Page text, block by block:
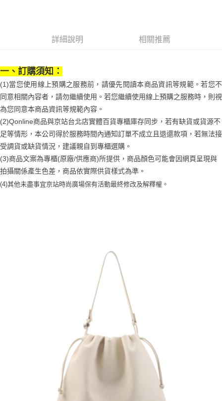
時審查核予不同之上限額度；若仍有額度不足之情形，本公司將視審查結果
恩沛科技股份有限公司將有權停止該用戶之使用額度並採取法律行動。
詳細說明 相關推薦
一、訂購須知：
(1)當您使用線上預購之服務前，請優先閱讀本商品資訊等規範。若您不
同意相關內容者，請勿繼續使用。若您繼續使用線上預購之服務時，則視
為您同意本商品資訊等規範內容。
(2)Qonline商品與京站台北店實體百貨專櫃庫存同步，若有缺貨或貨源不
足等情形，本公司得於服務時間內通知訂單不成立且退還款項，若無法接
受調貨或缺貨情況，建議親自到專櫃選購。
(3)商品文案為專櫃(原廠/供應商)所提供，商品顏色可能會因網頁呈現與
拍攝關係產生色差，商品依實際供貨樣式為準。
(4)其他未盡事宜京站時尚廣場保有活動最終修改及解釋權。